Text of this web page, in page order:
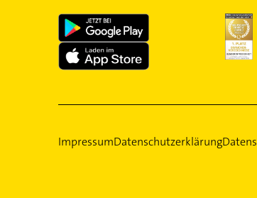
ImpressumDatenschutzerklärung